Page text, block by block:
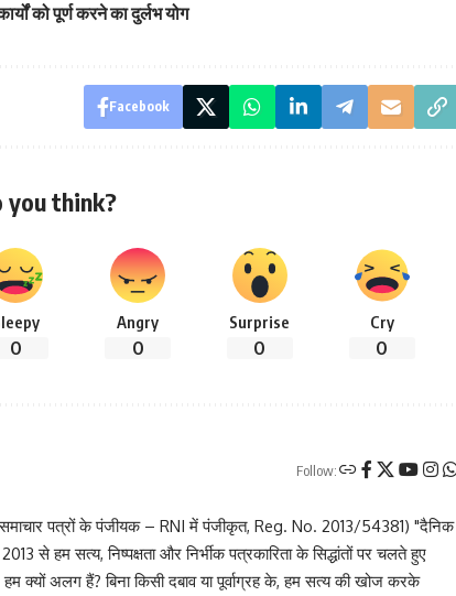
को पूर्ण करने का दुर्लभ योग
Facebook
you think?
0
Angry
0
Surprise
0
Cry
0
Follow:
पत्रों के पंजीयक – RNI में पंजीकृत, Reg. No. 2013/54381) "दैनिक
से हम सत्य, निष्पक्षता और निर्भीक पत्रकारिता के सिद्धांतों पर चलते हुए
क्यों अलग हैं? बिना किसी दबाव या पूर्वाग्रह के, हम सत्य की खोज करके